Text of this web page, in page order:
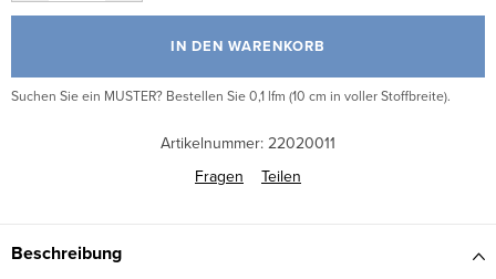
IN DEN WARENKORB
Suchen Sie ein MUSTER? Bestellen Sie 0,1 lfm (10 cm in voller Stoffbreite).
Artikelnummer: 22020011
Fragen
Teilen
Beschreibung